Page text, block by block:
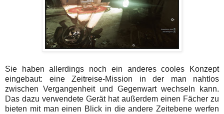
Sie haben allerdings noch ein anderes cooles Konzept
eingebaut: eine Zeitreise-Mission in der man nahtlos
zwischen Vergangenheit und Gegenwart wechseln kann.
Das dazu verwendete Gerät hat außerdem einen Fächer zu
bieten mit man einen Blick in die andere Zeitebene werfen